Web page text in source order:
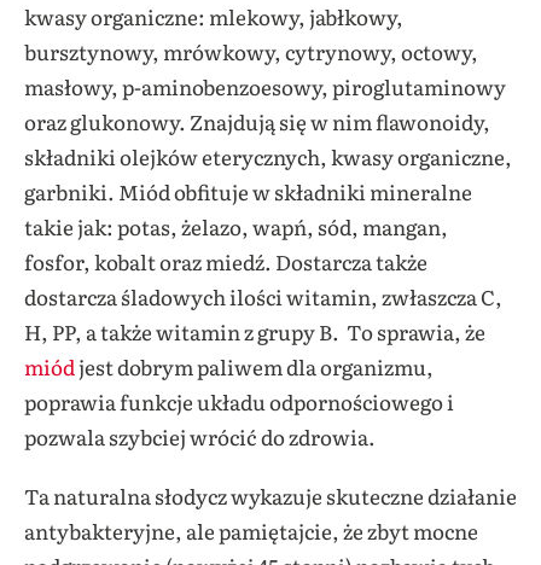
kwasy organiczne: mlekowy, jabłkowy,
bursztynowy, mrówkowy, cytrynowy, octowy,
masłowy, p-aminobenzoesowy, piroglutaminowy
oraz glukonowy. Znajdują się w nim flawonoidy,
składniki olejków eterycznych, kwasy organiczne,
garbniki. Miód obfituje w składniki mineralne
takie jak: potas, żelazo, wapń, sód, mangan,
fosfor, kobalt oraz miedź. Dostarcza także
dostarcza śladowych ilości witamin, zwłaszcza C,
H, PP, a także witamin z grupy B. To sprawia, że
miódjest dobrym paliwem dla organizmu,
poprawia funkcje układu odpornościowego i
pozwala szybciej wrócić do zdrowia.
Ta naturalna słodycz wykazuje skuteczne działanie
antybakteryjne, ale pamiętajcie, że zbyt mocne